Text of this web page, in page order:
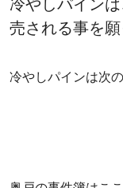
冷やしパイン
売される事を願
冷やしパインは次